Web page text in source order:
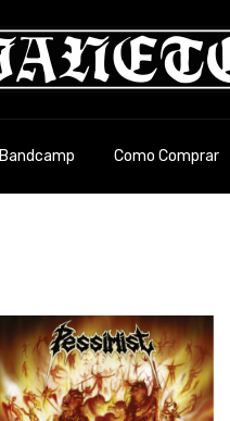
Bandcamp Como Comprar